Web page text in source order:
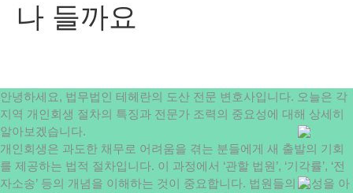
나 들까요
안녕하세요, 법무법인 테헤란의 도산 전문 변호사입니다. 오늘은 각
지역 개인회생 절차의 특징과 전문가 조력의 중요성에 대해 상세히
알아보겠습니다.
개인회생은 과도한 채무로 어려움을 겪는 분들에게 새 출발의 기회
를 제공하는 법적 절차입니다. 이 과정에서 ‘관할 법원’, ‘기각률’, ‘전
자소송’ 등의 개념을 이해하는 것이 중요합니다. 법원들의 특성을 아